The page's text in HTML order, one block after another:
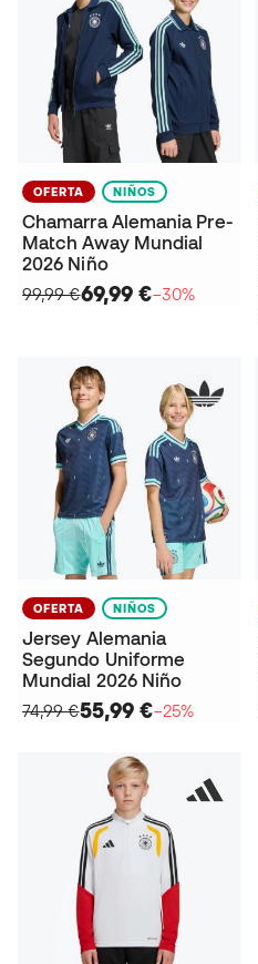
OFERTA NIÑOS
Chamarra Alemania Pre-
Match Away Mundial
2026 Niño
99,99 €69,99 €−30%
OFERTA NIÑOS
Jersey Alemania
Segundo Uniforme
Mundial 2026 Niño
74,99 €55,99 €−25%